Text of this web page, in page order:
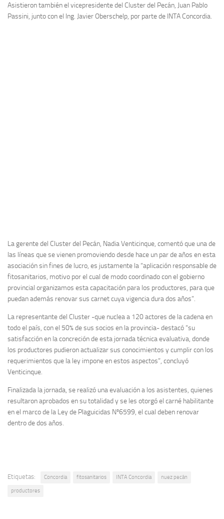
Asistieron también el vicepresidente del Cluster del Pecán, Juan Pablo
Passini, junto con el Ing. Javier Oberschelp, por parte de INTA Concordia.
La gerente del Cluster del Pecán, Nadia Venticinque, comentó que una de
las líneas que se vienen promoviendo desde hace un par de años en esta
asociación sin fines de lucro, es justamente la “aplicación responsable de
fitosanitarios, motivo por el cual de modo coordinado con el gobierno
provincial organizamos esta capacitación para los productores, para que
puedan además renovar sus carnet cuya vigencia dura dos años”.
La representante del Cluster -que nuclea a 120 actores de la cadena en
todo el país, con el 50% de sus socios en la provincia- destacó “su
satisfacción en la concreción de esta jornada técnica evaluativa, donde
los productores pudieron actualizar sus conocimientos y cumplir con los
requerimientos que la ley impone en estos aspectos”, concluyó
Venticinque.
Finalizada la jornada, se realizó una evaluación a los asistentes, quienes
resultaron aprobados en su totalidad y se les otorgó el carné habilitante
en el marco de la Ley de Plaguicidas Nº6599, el cual deben renovar
dentro de dos años.
Etiquetas: Concordia fitosanitarios INTA Concordia nuez pecán
productores